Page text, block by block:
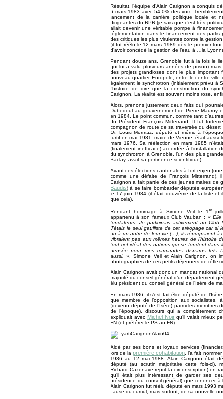
Résultat, l’équipe d’Alain Carignon a conquis
6 mars 1983 avec 54,0% des voix.
lancement de la carrière politique locale et
dirigeantes du RPR (je sais que c’est très
allait devenir une véritable pompe à
réglementation dans le financement des partis
des critiques les plus virulentes contre la
(il fut réélu le 12 mars 1989 dès le premier
d’avoir concédé la gestion de l’eau à …la
Pendant douze ans, Grenoble fut à la fois le
qui lui a valu plusieurs années de prison)
des projets grandioses dont le plus
nouveau quartier Europole, entre le centre-
également le synchrotron (initialement prévu à
l’histoire de dire que la construction du
Carignon. La réalité est souvent moins rose,
Alors, prenons justement deux faits qui
Dubedout au gouvernement de Pierre Mauroy
en 1984. Le point commun, comme tant
du Président François Mitterrand. Il fut
compagnon de route de sa traversée du
Or, Louis Mermaz, député et même à
furtif en mai 1981, maire de Vienne, était aussi
mars 1976. Sa réélection en mars 1985
(finalement inefficace) accordée à l’installation
du synchrotron à Grenoble, l’un des plus
Saclay, avait sa pertinence scientifique).
Avant ces élections cantonales à fort enjeu
comme une défaite de François
Carignon a fait partie de ces jeunes maires de
Baudis) à se faire bombarder députés
le 17 juin 1984 (il était douzième de la liste et
que cela).
Rendant hommage à Simone Veil le 1er
appartenu à son fameux Club Vauban : « Elle
fondateurs. Je participais activement au Club
J’étais le seul gaulliste de cet aréopage car si
ou à un autre de leur vie (…), ils répugnaient à
vibraient pas aux mêmes heures de l’histoire
tout cet idéal des nations qui se fondent dans
pensée pour mes camarades disparus tels
aussi. ». Simone Veil et Alain Carignon, on
photographies de ces petits-déjeuners de
Alain Carignon avait donc un mandat national
majorité du conseil général d’un département
élu président du conseil général de l’Isère de
En mars 1986, il s’est fait élire député de
que membre de l’opposition aux socialistes,
(devenu député de l’Isère) parmi les membres
de l’époque), discours qui a
expliquait avec Michel Noirqu’il valait mieux
FN (et préférer le PS au FN).
Aidé par ses bons et loyaux services
lors de lapremière cohabitation, l’a fait
1986 au 12 mai 1988. Alain Carignon était
député (au scrutin majoritaire cette fois-ci),
Richard Cazenave reprit la circonscription) en
qu’il était plus intéressant de garder ses
présidence du conseil général) que renoncer à
Alain Carignon fut réélu député en mars 1993
cause du cumul, mais surtout, de sa nouvelle